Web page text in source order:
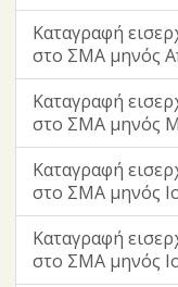
Καταγραφή
στο ΣΜΑ μηνός
Καταγραφή
στο ΣΜΑ μηνός
Καταγραφή
στο ΣΜΑ μηνός
Καταγραφή
στο ΣΜΑ μηνός